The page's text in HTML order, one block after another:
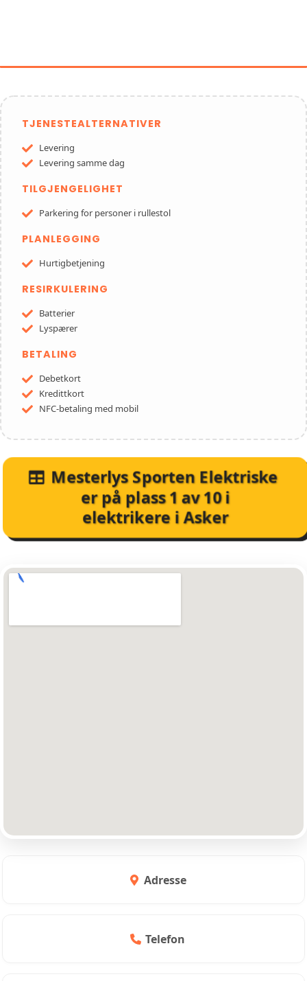
TJENESTEALTERNATIVER
Levering
Levering samme dag
TILGJENGELIGHET
Parkering for personer i rullestol
PLANLEGGING
Hurtigbetjening
RESIRKULERING
Batterier
Lyspærer
BETALING
Debetkort
Kredittkort
NFC-betaling med mobil
Mesterlys Sporten Elektriske
er på plass1 av10i
elektrikere i Asker
Adresse
Telefon